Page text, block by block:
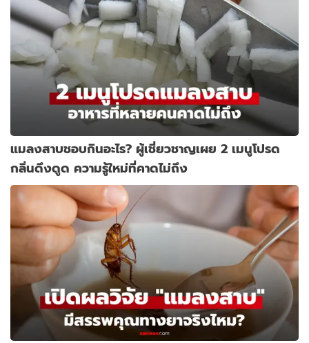
แมลงสาบชอบกินอะไร? ผู้เชี่ยวชาญเผย 2 เมนูโปรด
กลิ่นดึงดูด ความรู้ใหม่ที่คาดไม่ถึง